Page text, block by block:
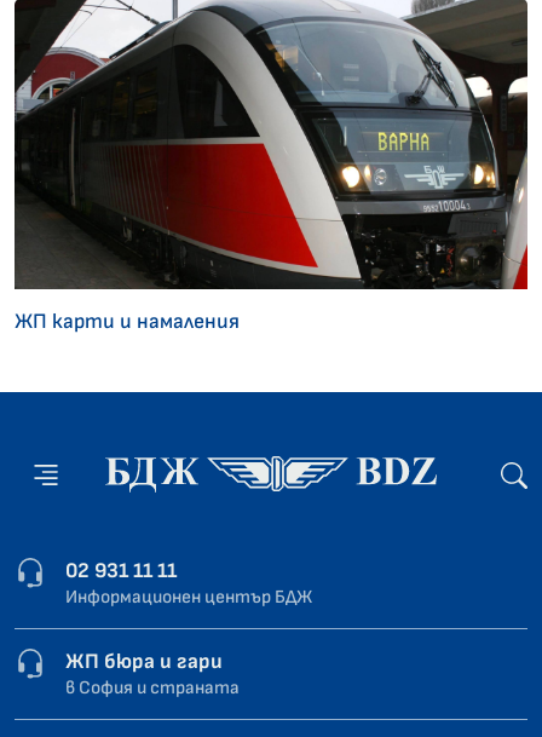
ЖП карти и намаления
02 931 11 11
Информационен център БДЖ
ЖП бюра и гари
в София и страната